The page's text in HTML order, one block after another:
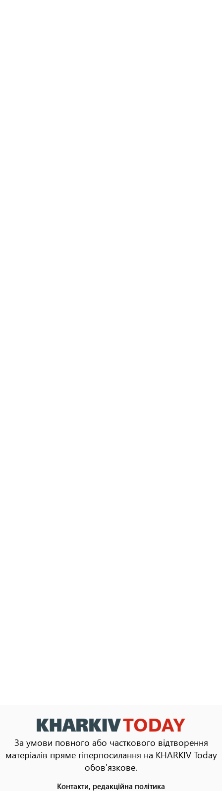
За умови повного або часткового відтворення
матеріалів пряме гіперпосилання на KHARKIV Today
обов'язкове.
Контакти, редакційна політика